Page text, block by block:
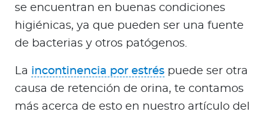
se encuentran en buenas condiciones
higiénicas, ya que pueden ser una fuente
de bacterias y otros patógenos.
La incontinencia por estrés puede ser otra
causa de retención de orina, te contamos
más acerca de esto en nuestro artículo del